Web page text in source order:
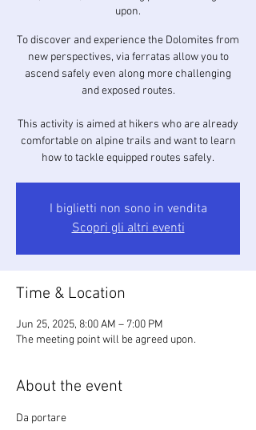
upon.
To discover and experience the Dolomites from
new perspectives, via ferratas allow you to
ascend safely even along more challenging
and exposed routes.
This activity is aimed at hikers who are already
comfortable on alpine trails and want to learn
how to tackle equipped routes safely.
I biglietti non sono in vendita
Scopri gli altri eventi
Time & Location
Jun 25, 2025, 8:00 AM – 7:00 PM
The meeting point will be agreed upon.
About the event